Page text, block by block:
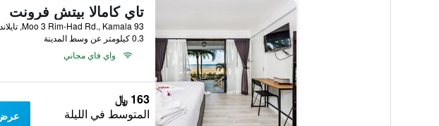
تاي كامالا بيتش فرونت
93 Moo 3 Rim-Had Rd., Kamala, تايلاند
0.3 كيلومتر عن وسط المدينة
واي فاي مجاني
163 ﷼
المتوسط في الليلة